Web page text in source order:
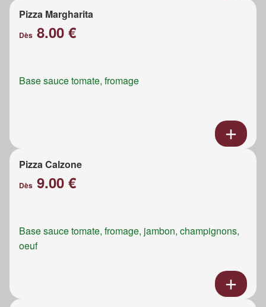
Pizza Margharita
Dès 8.00 €
Base sauce tomate, fromage
Pizza Calzone
Dès 9.00 €
Base sauce tomate, fromage, jambon, champignons,
oeuf